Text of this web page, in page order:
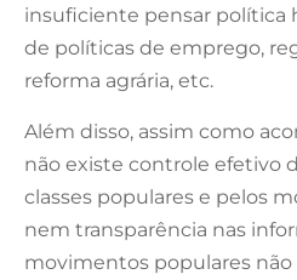
insuficiente pensar política
de políticas de emprego,
reforma agrária, etc.
Além disso, assim como
não existe controle efetivo
classes populares e pelos
nem transparência nas
movimentos populares